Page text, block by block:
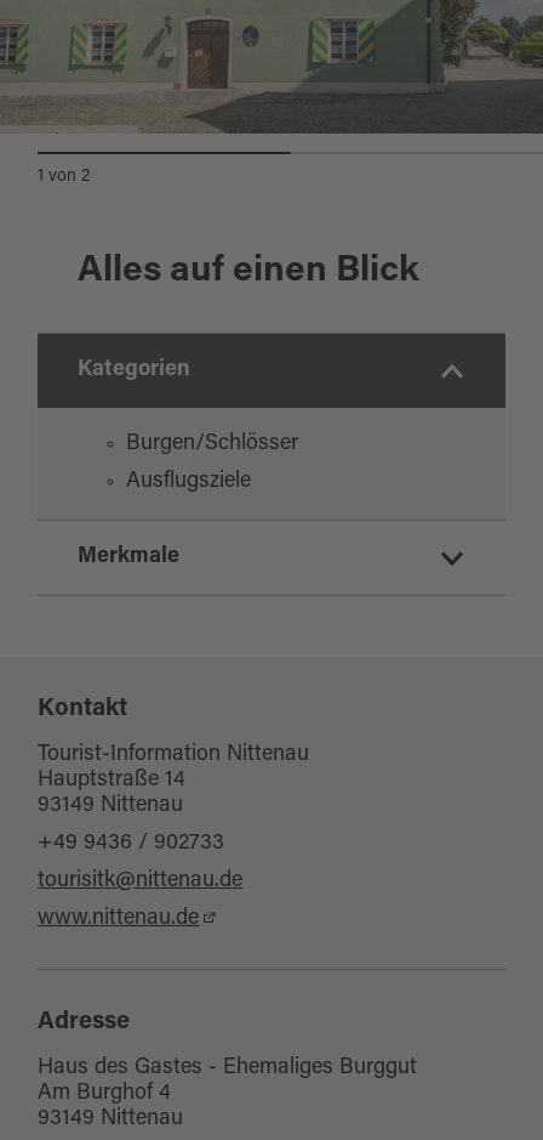
1 von2
Alles auf einen Blick
Kategorien
Burgen/Schlösser
Ausflugsziele
Merkmale
WC-Anlage
Kontakt
Tourist-Information Nittenau
Hauptstraße 14
93149 Nittenau
+49 9436 / 902733
tourisitk@nittenau.de
www.nittenau.de
Adresse
Haus des Gastes - Ehemaliges Burggut
Am Burghof 4
93149 Nittenau